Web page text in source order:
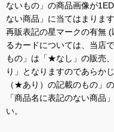
ないもの」の商品画像が
ない商品」に当てはまりま
再販表記の星マークの有無
るカードについては、当店
もの」は「★なし」の販売
り」となりますのであらか
（★あり）の記載のもの」
「商品名に表記のない商品
い。